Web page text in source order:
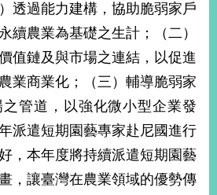
透過能力建構，協助脆弱家戶
續農業為基礎之生計；（二）
值鏈及與市場之連結，以促進
業商業化；（三）輔導脆弱家
管道，以強化微小型企業發
派遣短期園藝專家赴尼國進行
，本年度將持續派遣短期園藝
，讓臺灣在農業領域的優勢傳